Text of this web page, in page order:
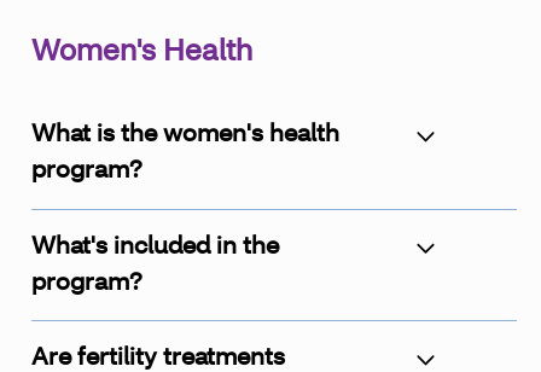
Women's Health
What is the women's health
program?
What's included in the
program?
Are fertility treatments